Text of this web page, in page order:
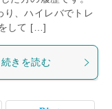
、ハイレバでトレ
して […]
続きを読む